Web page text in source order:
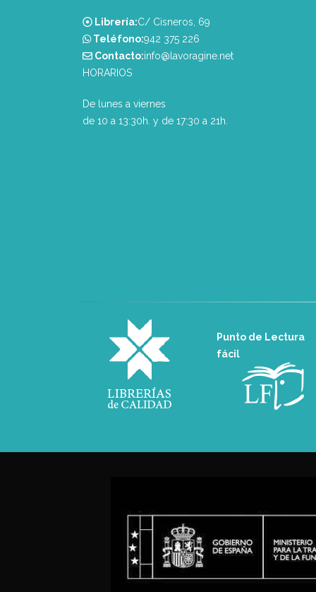
Librería:C/ Cisneros, 69
Teléfono:‭942 375 226‬
Contacto:info@lavoragine.net
HORARIOS
De lunes a viernes
de 10 a 13:30h. y de 17:30 a 21h.
Punto de Lectura
fácil